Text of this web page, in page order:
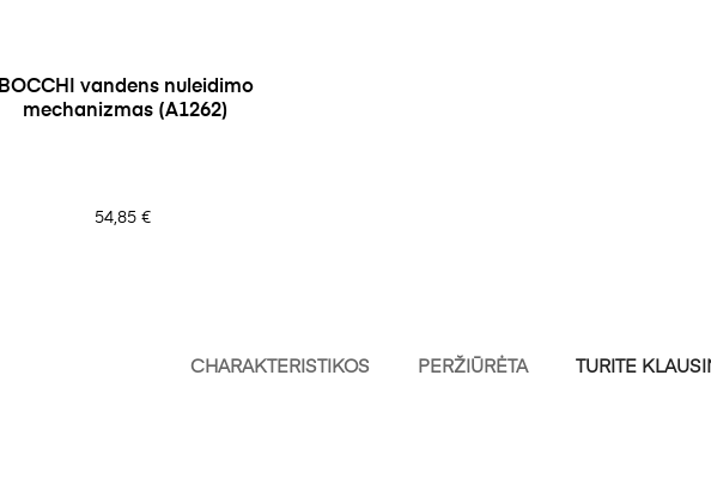
BOCCHI vandens nuleidimo
mechanizmas (A1262)
Kaina
54,85 €
CHARAKTERISTIKOS PERŽIŪRĖTA TURITE